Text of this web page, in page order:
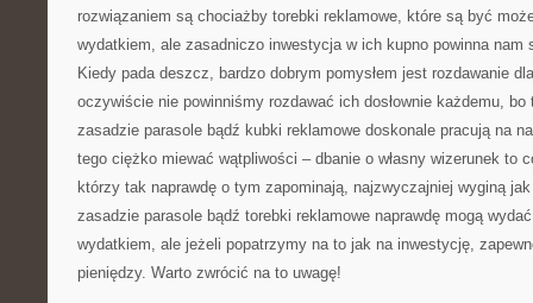
rozwiązaniem są chociażby torebki reklamowe, które są być
wydatkiem, ale zasadniczo inwestycja w ich kupno powinna nam
Kiedy pada deszcz, bardzo dobrym pomysłem jest rozdawanie
oczywiście nie powinniśmy rozdawać ich dosłownie każdemu,
zasadzie parasole bądź kubki reklamowe doskonale pracują na
tego ciężko miewać wątpliwości – dbanie o własny wizerunek to
którzy tak naprawdę o tym zapominają, najzwyczajniej wyginą
zasadzie parasole bądź torebki reklamowe naprawdę mogą
wydatkiem, ale jeżeli popatrzymy na to jak na inwestycję,
pieniędzy. Warto zwrócić na to uwagę!